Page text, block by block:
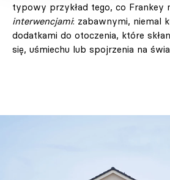
typowy przykład tego, co Frankey
interwencjami: zabawnymi, niemal
dodatkami do otoczenia, które
się, uśmiechu lub spojrzenia na